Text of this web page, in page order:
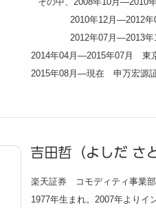
2010年12月―2012
2012年07月―2013
2014年04月―2015年07月 東
2015年08月―現在 申万宏源
楽天証券 コモディティ事業部
1977年生まれ。2007年よりイ